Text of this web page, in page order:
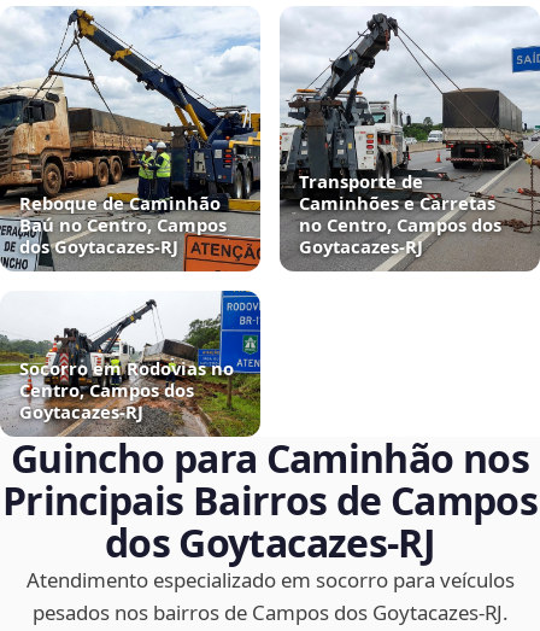
Reboque de Caminhão
Baú no Centro, Campos
dos Goytacazes‑RJ
Transporte de
Caminhões e Carretas
no Centro, Campos dos
Goytacazes‑RJ
Socorro em Rodovias no
Centro, Campos dos
Goytacazes‑RJ
Guincho para Caminhão nos
Principais Bairros de Campos
dos Goytacazes‑RJ
Atendimento especializado em socorro para veículos
pesados nos bairros de Campos dos Goytacazes‑RJ.